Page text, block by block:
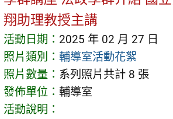
翔助理教授主講
活動日期： 2025 年 02 月 27 日
照片類別： 輔導室活動花絮
照片數量： 系列照片共計 8 張
發佈單位： 輔導室
活動說明：